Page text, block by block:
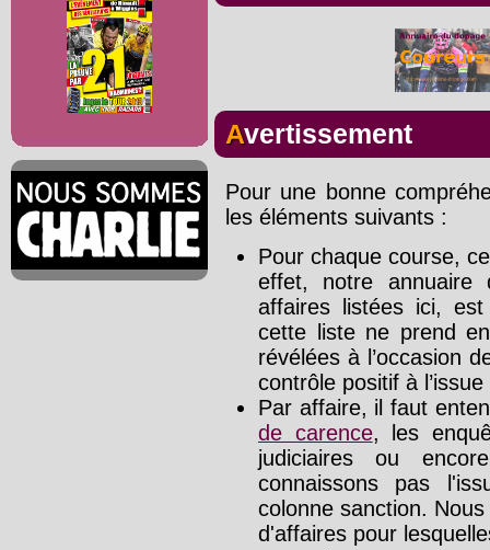
Avertissement
Pour une bonne
les éléments suivants :
Pour chaque course,
effet, notre annuaire
affaires listées ici,
cette liste ne prend
révélées à l’occasion
contrôle positif à
Par affaire, il faut
de carence, les
judiciaires ou
connaissons pas
colonne sanction.
d'affaires pour